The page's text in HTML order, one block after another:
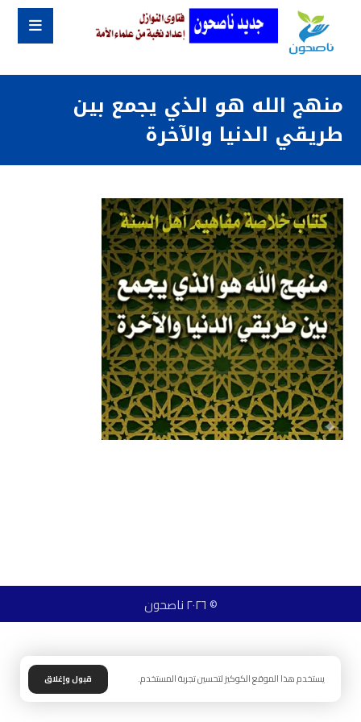
منهج الله هو الذي يجمع بين
طريقي الدنيا والآخرة
© ٢٠٢٦ ناصحون
يستخدم هذا الموقع الكوكيز لتحسين تجربة المستخدم. قبول وإغلاق